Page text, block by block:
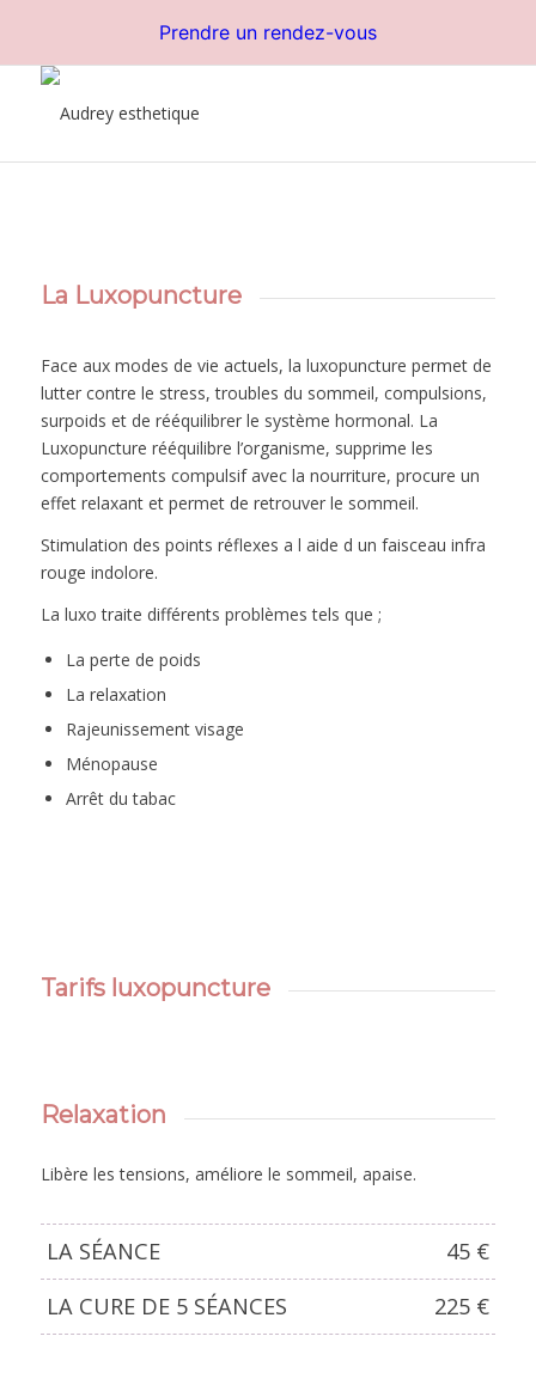
Prendre un rendez-vous
La Luxopuncture
Face aux modes de vie actuels, la luxopuncture permet de
lutter contre le stress, troubles du sommeil, compulsions,
surpoids et de rééquilibrer le système hormonal. La
Luxopuncture rééquilibre l’organisme, supprime les
comportements compulsif avec la nourriture, procure un
effet relaxant et permet de retrouver le sommeil.
Stimulation des points réflexes a l aide d un faisceau infra
rouge indolore.
La luxo traite différents problèmes tels que ;
La perte de poids
La relaxation
Rajeunissement visage
Ménopause
Arrêt du tabac
Tarifs luxopuncture
Relaxation
Libère les tensions, améliore le sommeil, apaise.
LA SÉANCE
45 €
LA CURE DE 5 SÉANCES
225 €